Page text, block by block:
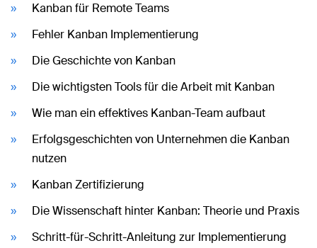
Kanban für Remote Teams
Fehler Kanban Implementierung
Die Geschichte von Kanban
Die wichtigsten Tools für die Arbeit mit Kanban
Wie man ein effektives Kanban-Team aufbaut
Erfolgsgeschichten von Unternehmen die Kanban
nutzen
Kanban Zertifizierung
Die Wissenschaft hinter Kanban: Theorie und Praxis
Schritt-für-Schritt-Anleitung zur Implementierung